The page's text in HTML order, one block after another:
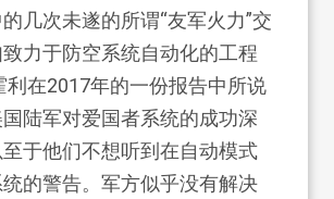
几次未遂的所谓“友军火力”交
力于防空系统自动化的工程
利在2017年的一份报告中所说
陆军对爱国者系统的成功深
于他们不想听到在自动模式
的警告。军方似乎没有解决